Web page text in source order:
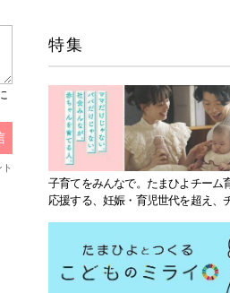
特集
子育てをみんなで。たまひよチーム
応援する、妊娠・育児世代を超え、